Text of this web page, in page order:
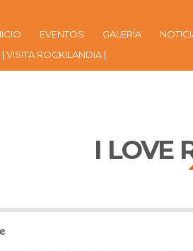
EVENTOS GALERÍA
| VISITA ROCKILANDIA |
I LOVE